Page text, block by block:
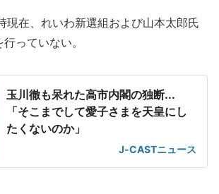
在、れいわ新選組および山本太郎氏
っていない。
玉川徹も呆れた高市内閣の独断...
「そこまでして愛子さまを天皇にし
たくないのか」
J-CASTニュース